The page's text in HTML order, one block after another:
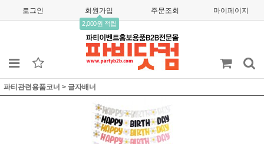
로그인 회원가입
2,000원 적립
주문조회 마이페이지
파티관련용품코너 > 글자배너